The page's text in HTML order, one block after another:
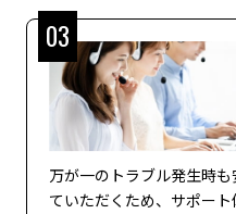
03
万が⼀のトラブル発⽣時
ていただくため、サポート